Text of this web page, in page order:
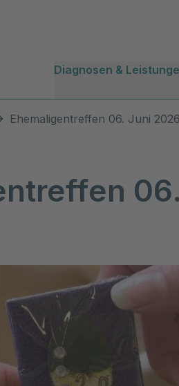
Diagnosen &
Ehemaligentreffen 06. Juni 2026